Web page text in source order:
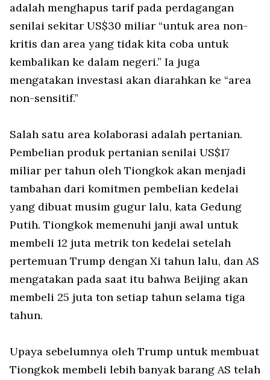
adalah menghapus tarif pada perdagangan
senilai sekitar US$30 miliar “untuk area non-
kritis dan area yang tidak kita coba untuk
kembalikan ke dalam negeri.” Ia juga
mengatakan investasi akan diarahkan ke “area
non-sensitif.”
Salah satu area kolaborasi adalah pertanian.
Pembelian produk pertanian senilai US$17
miliar per tahun oleh Tiongkok akan menjadi
tambahan dari komitmen pembelian kedelai
yang dibuat musim gugur lalu, kata Gedung
Putih. Tiongkok memenuhi janji awal untuk
membeli 12 juta metrik ton kedelai setelah
pertemuan Trump dengan Xi tahun lalu, dan AS
mengatakan pada saat itu bahwa Beijing akan
membeli 25 juta ton setiap tahun selama tiga
tahun.
Upaya sebelumnya oleh Trump untuk membuat
Tiongkok membeli lebih banyak barang AS telah